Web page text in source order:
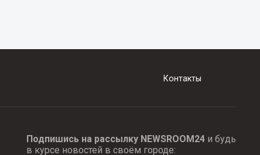
Контакты
Подпишись на рассылку NEWSROOM24и будь
в курсе новостей в своём городе: